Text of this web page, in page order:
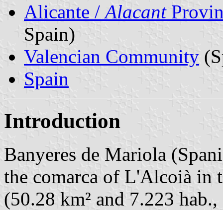
Alicante /Alacant
Spain)
Valencian Community
Spain
Introduction
Banyeres de Mariola
the comarca of L'Alcoià in
(50.28 km² and 7.223